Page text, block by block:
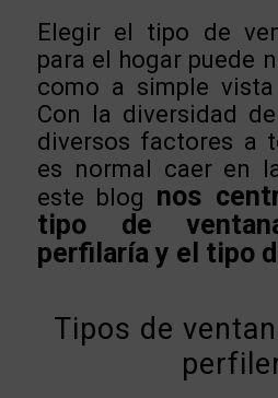
Elegir el tipo de
para el hogar puede
como a simple vista
Con la diversidad
diversos factores a
es normal caer en
este blog nos
tipo de
perfilaría y el tipo
Tipos de